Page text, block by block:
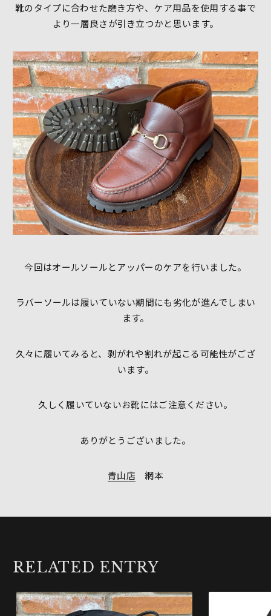
靴のタイプに合わせた磨き方や、ケア用品を使用する事で
より一層良さが引き立つかと思います。
今回はオールソールとアッパーのケアを行いました。
ラバーソールは履いていない期間にも劣化が進んでしまい
ます。
久々に履いてみると、剥がれや割れが起こる可能性がござ
います。
久しく履いていないお靴にはご注意ください。
ありがとうございました。
青山店 網本
RELATED ENTRY